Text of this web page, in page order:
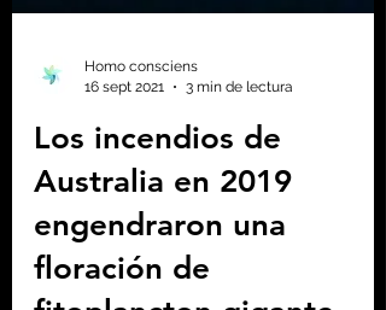
Homo consciens
16 sept 2021
3 min de lectura
Los incendios de